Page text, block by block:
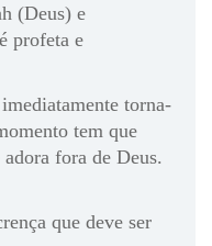
(Deus) e
profeta e
torna-
tem que
fora de Deus.
que deve ser